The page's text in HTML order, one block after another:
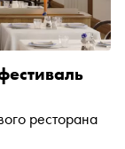
ресторана